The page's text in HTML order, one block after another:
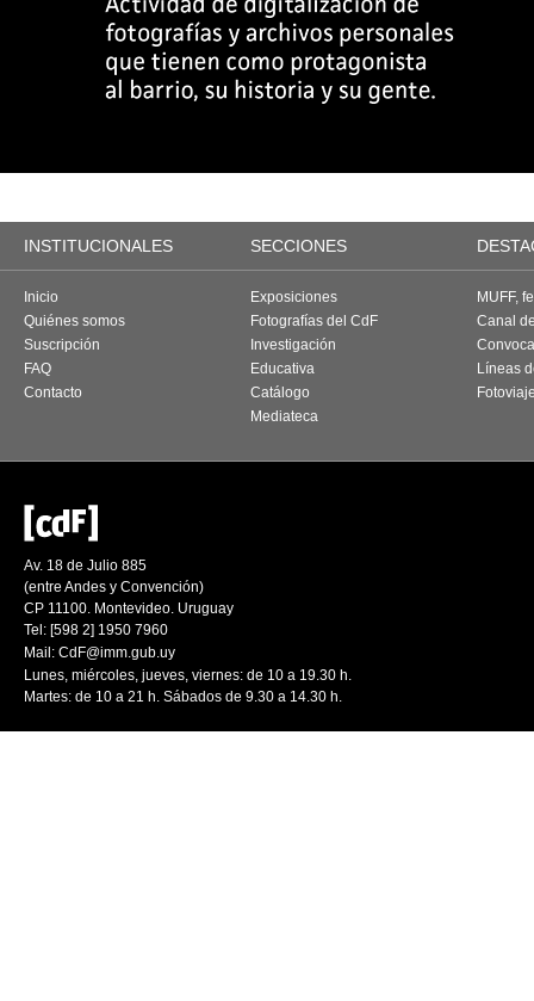
INSTITUCIONALES SECCIONES
Inicio
Quiénes somos
Suscripción
FAQ
Contacto
Exposiciones
Fotografías del CdF
Investigación
Educativa
Catálogo
Mediateca
MUFF,
Canal
Líneas
Av. 18 de Julio 885
(entre Andes y Convención)
CP 11100. Montevideo. Uruguay
Tel: [598 2] 1950 7960
Mail: CdF@imm.gub.uy
Lunes, miércoles, jueves, viernes: de 10 a 19.30 h.
Martes: de 10 a 21 h. Sábados de 9.30 a 14.30 h.